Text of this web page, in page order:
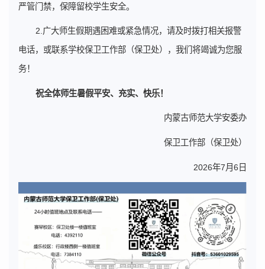
严管门禁，保障留校学生安全。
2.广大师生假期遇困难或紧急情况，请及时拨打相关报警
电话，或联系学校保卫工作部（保卫处），我们将竭诚为您服
务！
祝全体师生暑假平安、充实、快乐！
内蒙古师范大学安委办
保卫工作部（保卫处）
2026年7月6日